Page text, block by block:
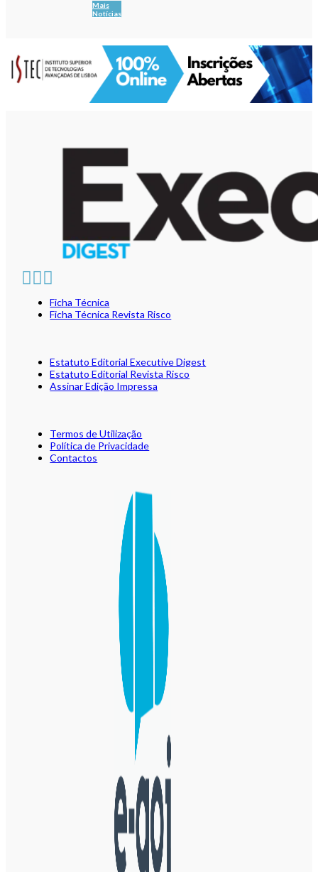
Mais
Notícias
Ficha Técnica
Ficha Técnica Revista Risco
Estatuto Editorial Executive Digest
Estatuto Editorial Revista Risco
Assinar Edição Impressa
Termos de Utilização
Política de Privacidade
Contactos